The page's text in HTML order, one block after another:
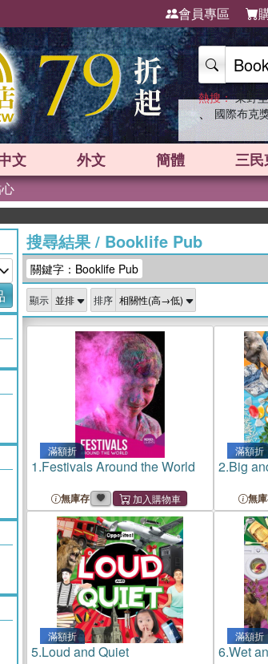
會員專區
熱搜： 東野
、 國際布克
文 外文 簡體 三
搜尋結果/ Booklife Pub
關鍵字：Booklife Pub
顯示 排序
滿額折
1.Festivals Around the World
無庫存
滿額折
2.Big
無
滿額折
5.Loud and Quiet
滿額折
6.Wet